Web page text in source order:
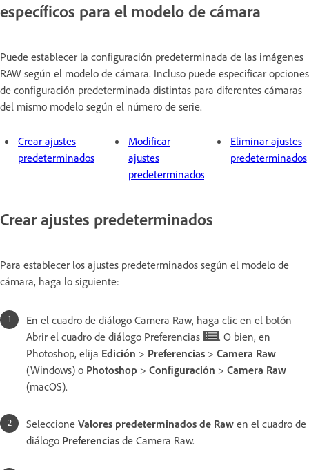
específicos para el modelo de cámara
Puede establecer la configuración predeterminada de las imágenes
RAW según el modelo de cámara. Incluso puede especificar opciones
de configuración predeterminada distintas para diferentes cámaras
del mismo modelo según el número de serie.
Crear ajustes
predeterminados
Modificar
ajustes
predeterminados
Eliminar ajustes
predeterminados
Crear ajustes predeterminados
Para establecer los ajustes predeterminados según el modelo de
cámara, haga lo siguiente:
En el cuadro de diálogo Camera Raw, haga clic en el botón
Abrir el cuadro de diálogo Preferencias
. O bien, en
Photoshop, elija Edición > Preferencias > Camera Raw
(Windows) o Photoshop > Configuración > Camera Raw
(macOS).
Seleccione Valores predeterminados de Raw en el cuadro de
diálogo Preferencias de Camera Raw.